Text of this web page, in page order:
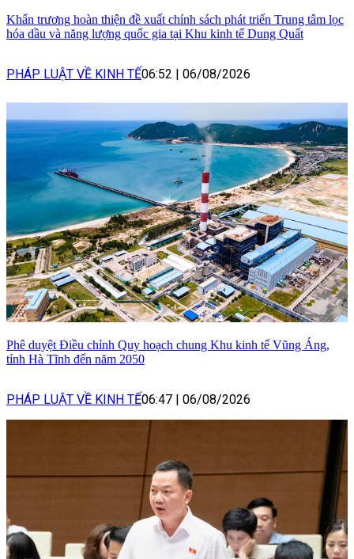
Khẩn trương hoàn thiện đề xuất chính sách phát triển Trung tâm lọc
hóa dầu và năng lượng quốc gia tại Khu kinh tế Dung Quất
PHÁP LUẬT VỀ KINH TẾ06:52 06/08/2026
Phê duyệt Điều chỉnh Quy hoạch chung Khu kinh tế Vũng Áng,
tỉnh Hà Tĩnh đến năm 2050
PHÁP LUẬT VỀ KINH TẾ06:47 06/08/2026